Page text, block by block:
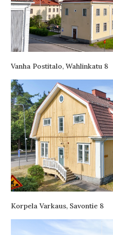
Vanha Postitalo, Wahlinkatu 8
Korpela Varkaus, Savontie 8